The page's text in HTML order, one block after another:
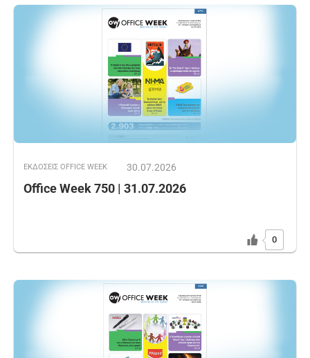
ΕΚΔOΣΕΙΣ OFFICE WEEK 30.07.2026
Office Week 750 | 31.07.2026
0